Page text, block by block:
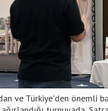
ve Türkiye'den önemli